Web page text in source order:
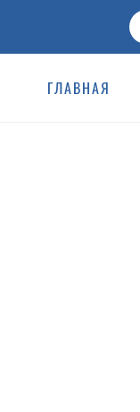
ГЛАВНАЯ
Плитки